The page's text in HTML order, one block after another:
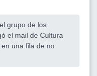
grupo de los
el mail de Cultura
una fila de no